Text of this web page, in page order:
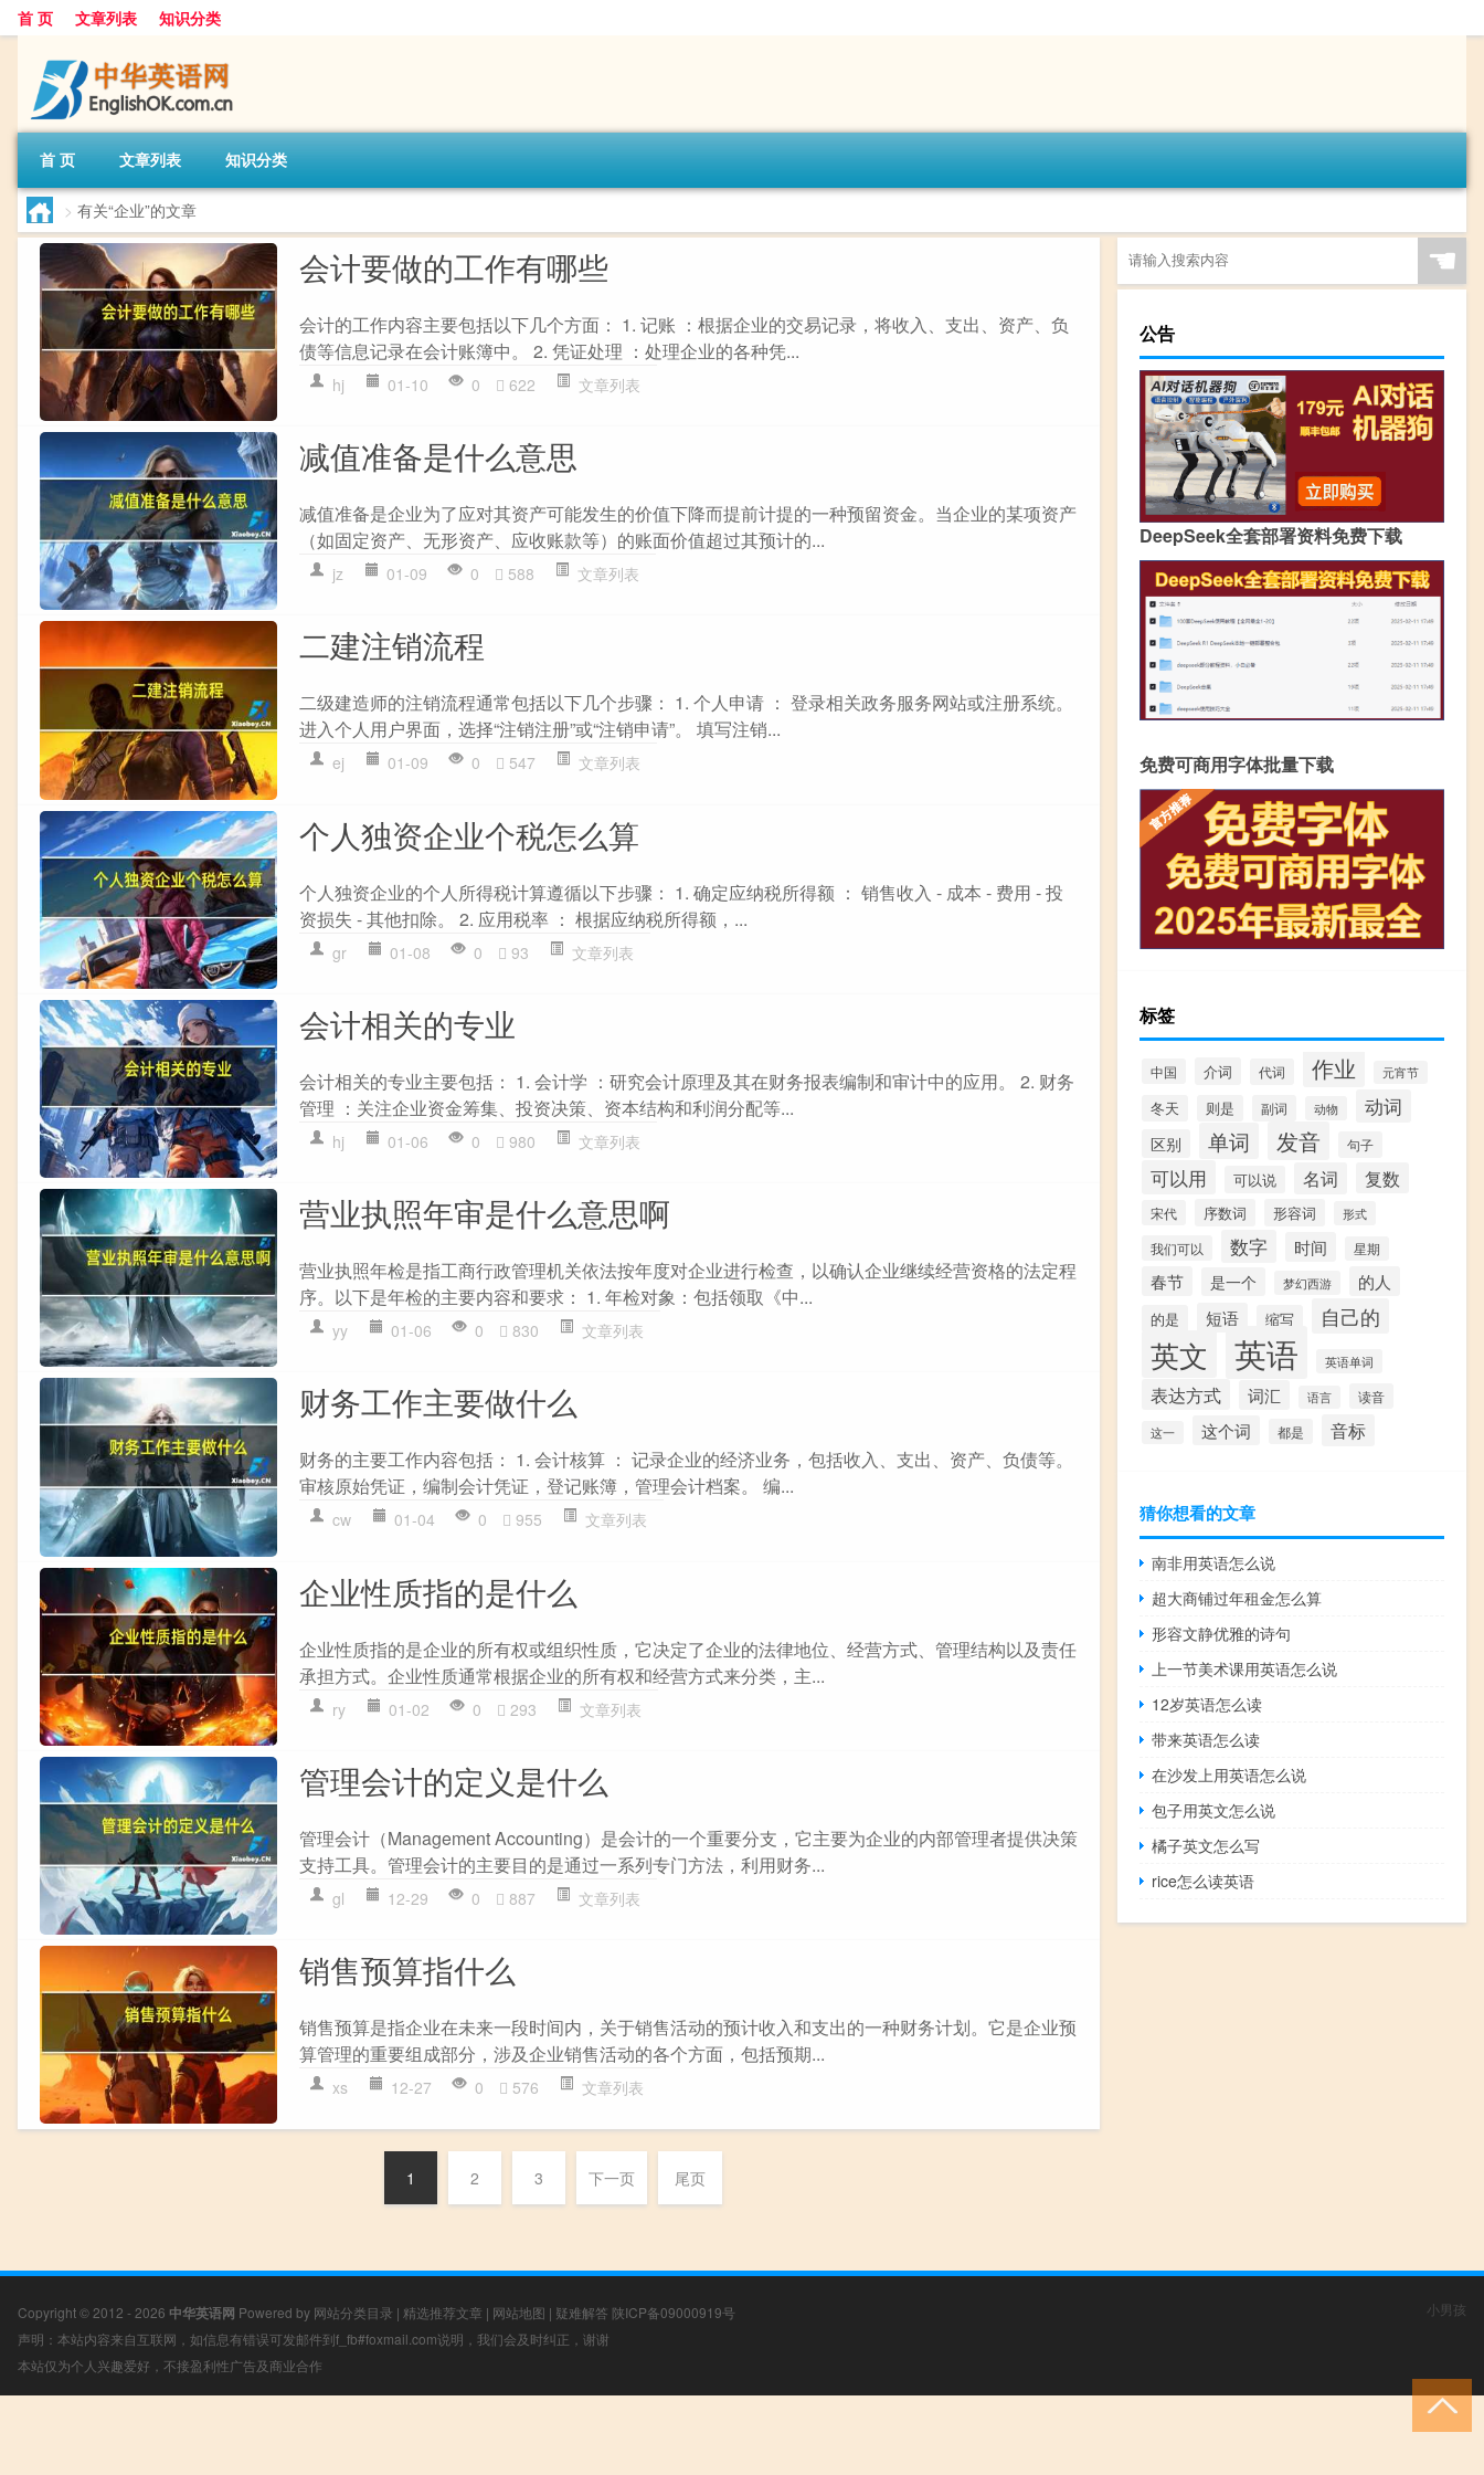
首 页 文章列表 知识分类
首 页 文章列表 知识分类
> 有关“企业”的文章
会计要做的工作有哪些
会计的工作内容主要包括以下几个方面： 1. 记账 ：根据企业的交易记录，将收入、支出、资产、负
债等信息记录在会计账簿中。 2. 凭证处理 ：处理企业的各种凭...
hj 01-10 0 622 文章列表
减值准备是什么意思
减值准备是企业为了应对其资产可能发生的价值下降而提前计提的一种预留资金。当企业的某项资产
（如固定资产、无形资产、应收账款等）的账面价值超过其预计的...
jz 01-09 0 588 文章列表
二建注销流程
二级建造师的注销流程通常包括以下几个步骤： 1. 个人申请 ： 登录相关政务服务网站或注册系统。
进入个人用户界面，选择“注销注册”或“注销申请”。 填写注销...
ej 01-09 0 547 文章列表
个人独资企业个税怎么算
个人独资企业的个人所得税计算遵循以下步骤： 1. 确定应纳税所得额 ： 销售收入 - 成本 - 费用 - 投
资损失 - 其他扣除。 2. 应用税率 ： 根据应纳税所得额，...
gr 01-08 0 93 文章列表
会计相关的专业
会计相关的专业主要包括： 1. 会计学 ：研究会计原理及其在财务报表编制和审计中的应用。 2. 财务
管理 ：关注企业资金筹集、投资决策、资本结构和利润分配等...
hj 01-06 0 980 文章列表
营业执照年审是什么意思啊
营业执照年检是指工商行政管理机关依法按年度对企业进行检查，以确认企业继续经营资格的法定程
序。以下是年检的主要内容和要求： 1. 年检对象：包括领取《中...
yy 01-06 0 830 文章列表
财务工作主要做什么
财务的主要工作内容包括： 1. 会计核算 ： 记录企业的经济业务，包括收入、支出、资产、负债等。
审核原始凭证，编制会计凭证，登记账簿，管理会计档案。 编...
cw 01-04 0 955 文章列表
企业性质指的是什么
企业性质指的是企业的所有权或组织性质，它决定了企业的法律地位、经营方式、管理结构以及责任
承担方式。企业性质通常根据企业的所有权和经营方式来分类，主...
ry 01-02 0 293 文章列表
管理会计的定义是什么
管理会计（Management Accounting）是会计的一个重要分支，它主要为企业的内部管理者提供决策
支持工具。管理会计的主要目的是通过一系列专门方法，利用财务...
gl 12-29 0 887 文章列表
销售预算指什么
销售预算是指企业在未来一段时间内，关于销售活动的预计收入和支出的一种财务计划。它是企业预
算管理的重要组成部分，涉及企业销售活动的各个方面，包括预期...
xs 12-27 0 576 文章列表
1 2 3 下一页 尾页
☚
公告
DeepSeek全套部署资料免费下载
免费可商用字体批量下载
标签
中国 介词 代词 作业 元宵节
冬天 则是 副词 动物 动词
区别 单词 发音 句子
可以用 可以说 名词 复数
宋代 序数词 形容词 形式
我们可以 数字 时间 星期
春节 是一个 梦幻西游 的人
的是 短语 缩写 自己的
英文 英语 英语单词
表达方式 词汇 语言 读音
这一 这个词 都是 音标
猜你想看的文章
南非用英语怎么说
超大商铺过年租金怎么算
形容文静优雅的诗句
上一节美术课用英语怎么说
12岁英语怎么读
带来英语怎么读
在沙发上用英语怎么说
包子用英文怎么说
橘子英文怎么写
rice怎么读英语
Copyright © 2012 - 2026 中华英语网 Powered by 网站分类目录 | 精选推荐文章 | 网站地图 | 疑难解答 陕ICP备09000919号
声明：本站内容来自互联网，如信息有错误可发邮件到f_fb#foxmail.com说明，我们会及时纠正，谢谢
本站仅为个人兴趣爱好，不接盈利性广告及商业合作
小男孩